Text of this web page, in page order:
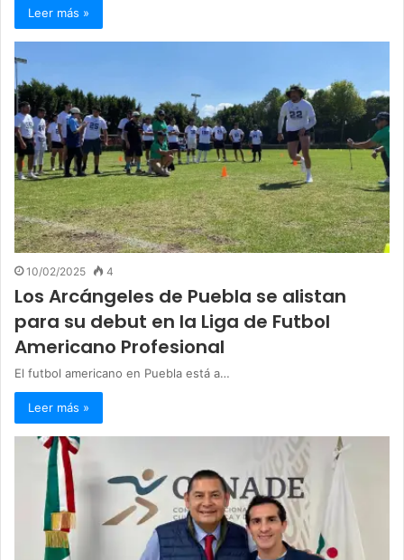
Leer más »
10/02/2025 4
Los Arcángeles de Puebla se alistan
para su debut en la Liga de Futbol
Americano Profesional
El futbol americano en Puebla está a…
Leer más »